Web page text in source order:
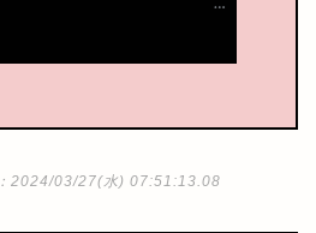
：2024/03/27(水) 07:51:13.08